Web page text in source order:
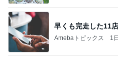
早くも完走した11
Amebaトピックス 1